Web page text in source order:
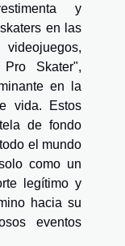
y
en las
Skater",
en la
vida. Estos
de fondo
el mundo
como un
legítimo y
hacia su
eventos